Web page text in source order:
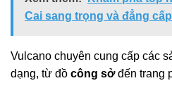
Cai sang trọng và đẳng cấp
Vulcano chuyên cung cấp các
dạng, từ đồ công sởđến trang